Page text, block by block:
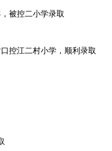
被控二小学录取
控江二村小学，顺利录取